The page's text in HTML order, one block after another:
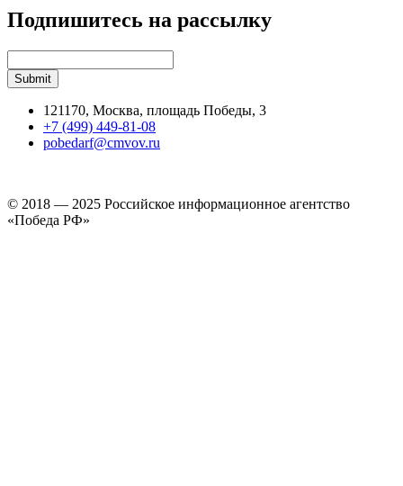
Подпишитесь на рассылку
121170, Москва, площадь Победы, 3
+7 (499) 449-81-08
pobedarf@cmvov.ru
© 2018 — 2025 Российское информационное агентство
«Победа РФ»